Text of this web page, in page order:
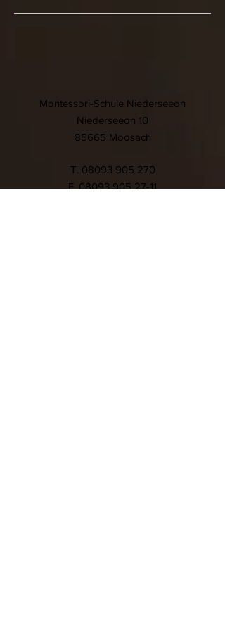
Montessori-Schule Niederseeon
Niederseeon 10
85665 Moosach
T. 08093 905 270
F.08093 905 27-11